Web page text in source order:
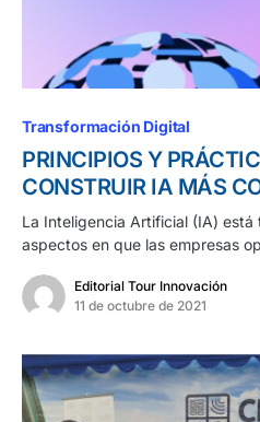
Transformación Digital
PRINCIPIOS Y
CONSTRUIR IA MÁS
La Inteligencia Artificial (IA)
aspectos en que las empresas
Editorial Tour Innovación
11 de octubre de 2021